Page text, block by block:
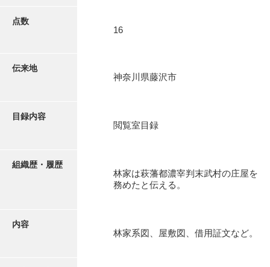
荒瀬家文書（防府市）
阿武家文書（美祢市）
近代刊行写真帳類
点数
16
伝来地
神奈川県藤沢市
目録内容
閲覧室目録
組織歴・履歴
林家は萩藩都濃宰判末武村の庄屋を
務めたと伝える。
内容
林家系図、屋敷図、借用証文など。